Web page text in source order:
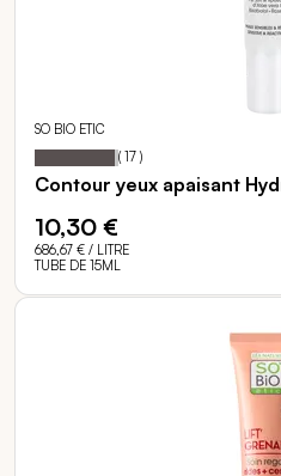
SO BIO ETIC
Notation: 96
% of
( 17 )
Contour yeux apaisant
10,30 €
686,67 € / LITRE
TUBE DE 15ML